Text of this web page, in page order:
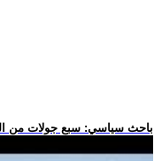
.. باحث سياسي: سبع جولات من